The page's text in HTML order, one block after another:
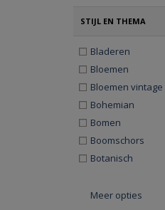
STIJL EN THEMA
Bladeren
Bloemen
Bloemen vintage
Bohemian
Bomen
Boomschors
Botanisch
Meer opties